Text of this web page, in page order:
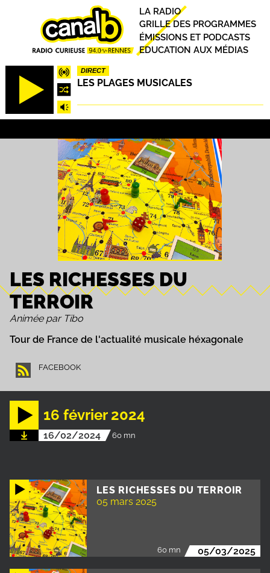
DIRECT
LES PLAGES MUSICALES
Principal
LA RADIO
GRILLE DES PROGRAMMES
ÉMISSIONS ET PODCASTS
EDUCATION AUX MÉDIAS
LES RICHESSES DU
TERROIR
Animée par Tibo
Tour de France de l'actualité musicale héxagonale
FACEBOOK
LES RICHESSES DU TERROIR
05 mars 2025
60 mn 05/03/2025
16 février 2024
16/02/2024 60 mn